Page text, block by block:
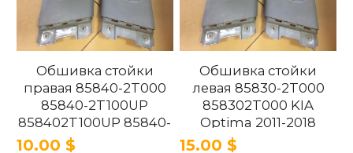
Обшивка стойки
правая 85840-2T000
85840-2T100UP
858402T100UP 85840-
2T100UP KIA Optima
10.00 $
Обшивка стойки
левая 85830-2T000
858302T000 KIA
Optima 2011-2018
15.00 $